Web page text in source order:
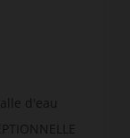
d'eau